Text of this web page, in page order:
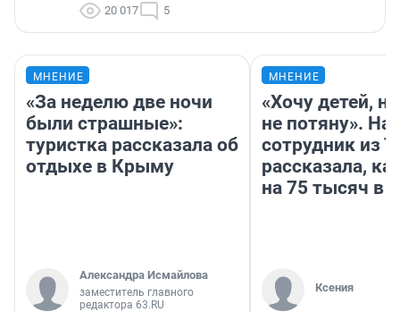
20 017 5
МНЕНИЕ
«За неделю две ночи
были страшные»:
туристка рассказала об
отдыхе в Крыму
Александра Исмайлова
заместитель главного
редактора 63.RU
МНЕНИЕ
«Хочу детей,
не потяну».
сотрудник из
рассказала,
на 75 тысяч в
Ксения